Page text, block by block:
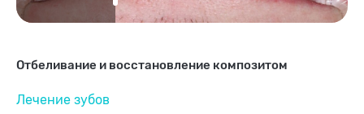
Отбеливание и восстановление композитом
Лечение зубов